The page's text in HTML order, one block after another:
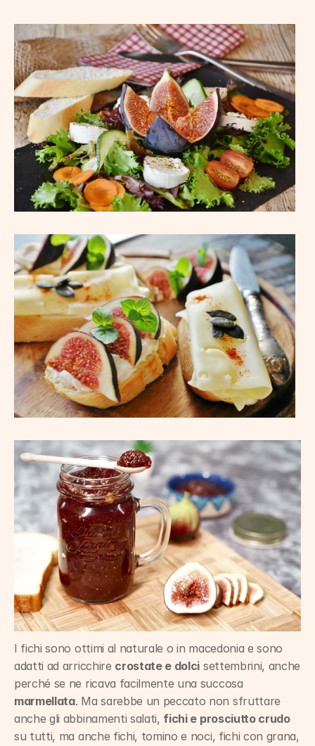
I fichi sono ottimi al naturale o in macedonia e sono
adatti ad arricchire crostate e dolci settembrini, anche
marmellata. Ma sarebbe un peccato non sfruttare
anche gli abbinamenti salati, fichi e prosciutto crudo
su tutti, ma anche fichi, tomino e noci, fichi con grana,